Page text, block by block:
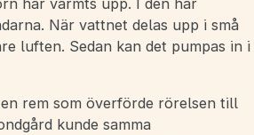
har värmts upp. I den här
När vattnet delas upp i små
luften. Sedan kan det pumpas in i
rem som överförde rörelsen till
kunde samma